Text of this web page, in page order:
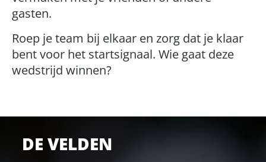
gasten.
Roep je team bij elkaar en zorg dat je klaar
bent voor het startsignaal. Wie gaat deze
wedstrijd winnen?
DE VELDEN